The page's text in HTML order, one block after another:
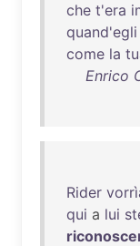
che t'era
quand'egli
come la
Enrico
Rider
qui a lui